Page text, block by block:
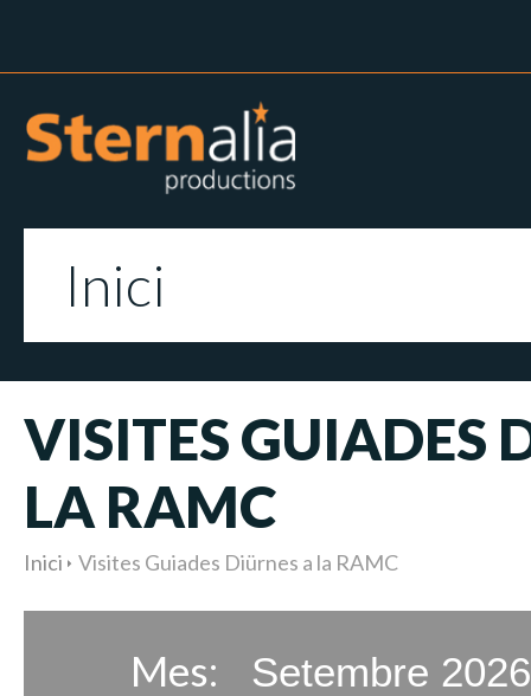
Inici
VISITES GUIADES
LA RAMC
Inici Visites Guiades Diürnes a la RAMC
Mes: